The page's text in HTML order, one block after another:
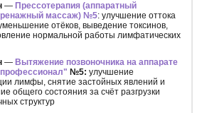
— Прессотерапия (аппаратный
массаж) №5: улучшение оттока
отёков, выведение токсинов,
нормальной работы лимфатических
— Вытяжение позвоночника на аппарате
№5: улучшение
лимфы, снятие застойных явлений и
общего состояния за счёт разгрузки
структур